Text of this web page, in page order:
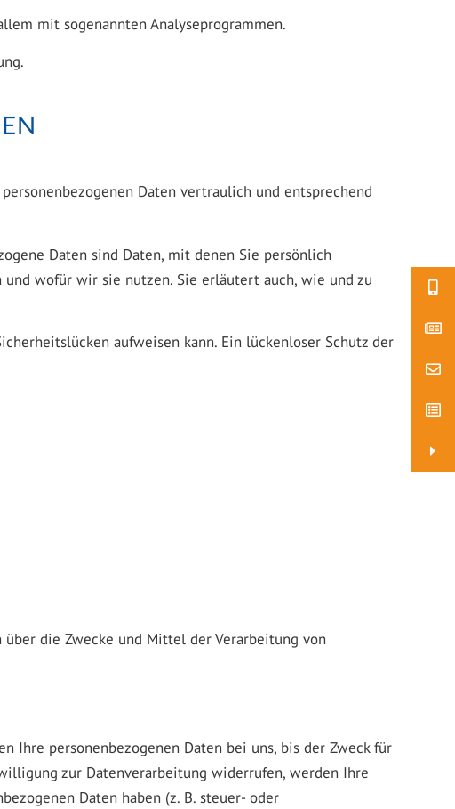
mit sogenannten Analyseprogrammen.
Daten vertraulich und entsprechend
Daten sind Daten, mit denen Sie persönlich
wofür wir sie nutzen. Sie erläutert auch, wie und zu
aufweisen kann. Ein lückenloser Schutz der
die Zwecke und Mittel der Verarbeitung von
Ihre personenbezogenen Daten bei uns, bis der Zweck für
zur Datenverarbeitung widerrufen, werden Ihre
Daten haben (z. B. steuer- oder